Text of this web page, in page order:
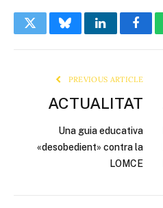
TwitterBlueskyLinkedIn
PREVIOUS ARTICLE
ACTUALITAT
Una guia educativa
«desobedient» contra la
LOMCE